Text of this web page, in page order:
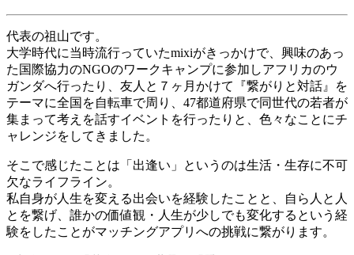
代表の祖山です。
大学時代に当時流行っていたmixiがきっかけで、興味のあっ
た国際協力のNGOのワークキャンプに参加しアフリカのウ
ガンダへ行ったり、友人と７ヶ月かけて『繋がりと対話』を
テーマに全国を自転車で周り、47都道府県で同世代の若者が
集まって考えを話すイベントを行ったりと、色々なことにチ
ャレンジをしてきました。
そこで感じたことは「出逢い」というのは生活・生存に不可
欠なライフライン。
私自身が人生を変える出会いを経験したことと、自ら人と人
とを繋げ、誰かの価値観・人生が少しでも変化するという経
験をしたことがマッチングアプリへの挑戦に繋がります。